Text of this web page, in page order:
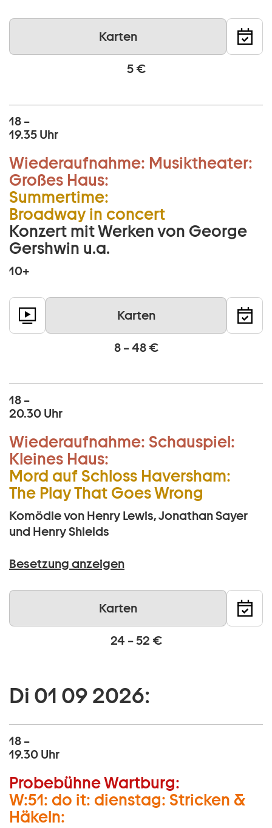
Karten
5 €
18 –
19.35 Uhr
Wiederaufnahme: Musiktheater:
Großes Haus:
Summertime:
Broadway in concert
Konzert mit Werken von George
Gershwin u.a.
10+
Karten
8 – 48 €
18 –
20.30 Uhr
Wiederaufnahme: Schauspiel:
Kleines Haus:
Mord auf Schloss Haversham:
The Play That Goes Wrong
Komödie von Henry Lewis, Jonathan Sayer
und Henry Shields
Besetzung anzeigen
Karten
24 – 52 €
Di 01 09 2026:
18 –
19.30 Uhr
Probebühne Wartburg:
W:51: do it: dienstag: Stricken &
Häkeln: